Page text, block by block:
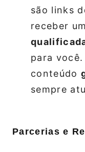
são links
receber
para
conteúdo
sempre
Parcerias e